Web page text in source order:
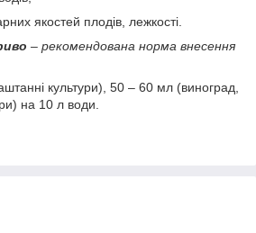
якостей плодів, лежкості.
– рекомендована норма внесення
культури), 50 – 60 мл (виноград,
на 10 л води.